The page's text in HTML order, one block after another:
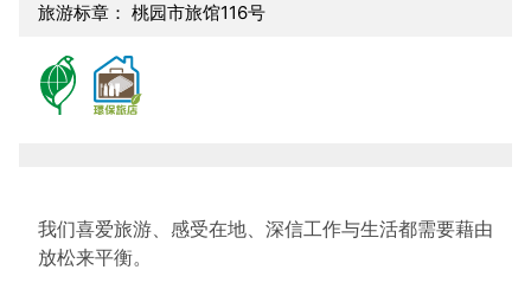
旅游标章： 桃园市旅馆116号
我们喜爱旅游、感受在地、深信工作与生活都需要藉由
放松来平衡。